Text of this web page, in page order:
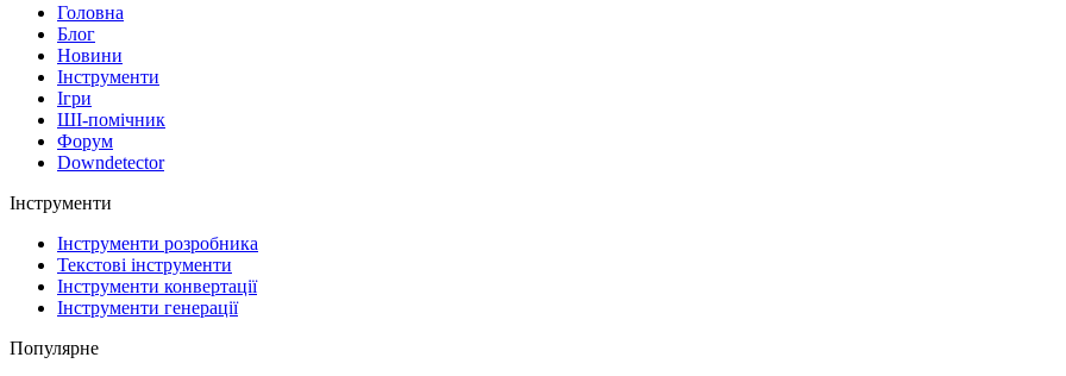
Головна
Блог
Новини
Інструменти
Ігри
ШІ-помічник
Форум
Downdetector
Інструменти
Інструменти розробника
Текстові інструменти
Інструменти конвертації
Інструменти генерації
Популярне